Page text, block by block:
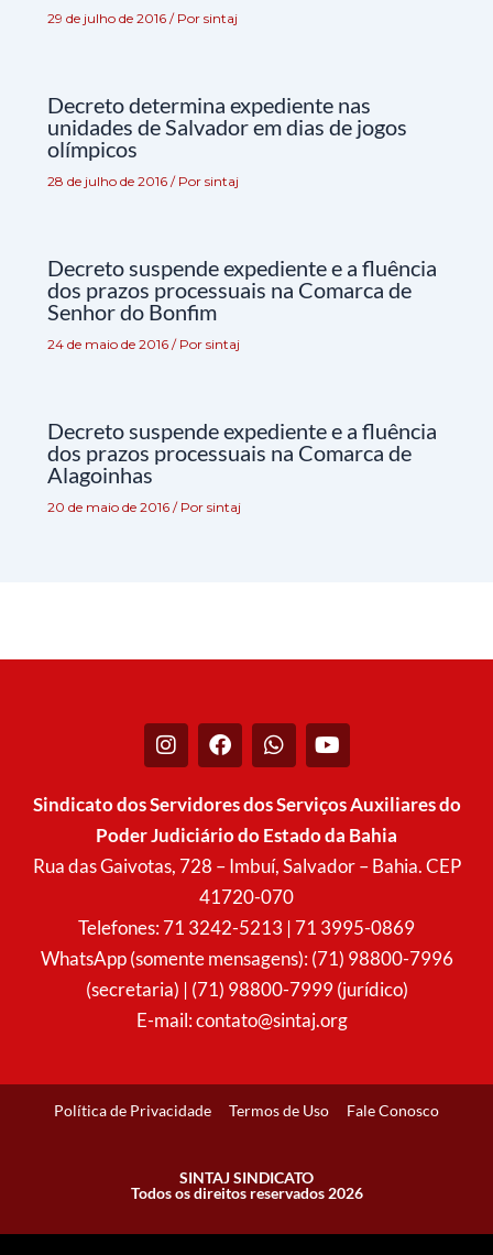
29 de julho de 2016 / Por sintaj
Decreto determina expediente nas
unidades de Salvador em dias de jogos
olímpicos
28 de julho de 2016 / Por sintaj
Decreto suspende expediente e a fluência
dos prazos processuais na Comarca de
Senhor do Bonfim
24 de maio de 2016 / Por sintaj
Decreto suspende expediente e a fluência
dos prazos processuais na Comarca de
Alagoinhas
20 de maio de 2016 / Por sintaj
I
n
t
g
r
F
a
e
b
o
o
k
W
h
t
a
p
p
Y
o
t
u
b
e
Sindicato dos Servidores dos Serviços Auxiliares do
Poder Judiciário do Estado da Bahia
Rua das Gaivotas, 728 – Imbuí, Salvador – Bahia. CEP
41720-070
Telefones: 71 3242-5213 | 71 3995-0869
WhatsApp (somente mensagens): (71) 98800-7996
(secretaria) | (71) 98800-7999 (jurídico)
E-mail:contato@sintaj.org
Política de Privacidade Termos de Uso Fale Conosco
SINTAJ SINDICATO
Todos os direitos reservados 2026